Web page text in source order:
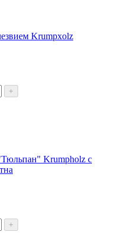
Krumpxolz
+
Krumpholz с
+